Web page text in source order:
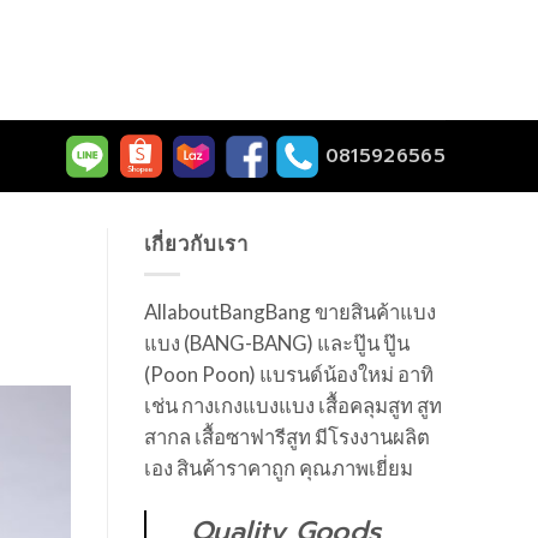
0815926565
เกี่ยวกับเรา
AllaboutBangBang ขายสินค้าแบง
แบง (BANG-BANG) และปู๊น ปู๊น
(Poon Poon) แบรนด์น้องใหม่ อาทิ
เช่น กางเกงแบงแบง เสื้อคลุมสูท สูท
สากล เสื้อซาฟารีสูท มีโรงงานผลิต
เอง สินค้าราคาถูก คุณภาพเยี่ยม